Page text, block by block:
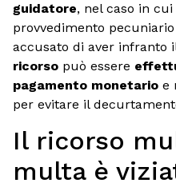
guidatore, nel caso in
provvedimento
accusato di aver infranto
ricorso può essere
pagamento monetario e
per evitare il
Il ricorso
multa è